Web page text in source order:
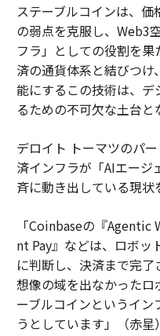
ステーブルコインは、
の弱点を克服し、Web3
フラ」としての役割を
済の通貨体系と結びつ
能にするこの技術は、
るための不可欠な土台と
デロイト トーマツのパ
済インフラが「AIエー
斉に動き出している現状
「Coinbaseの『
nt Pay』などは、ロボッ
に判断し、決済まで完
想像の域を出なかった
ーブルコインというイ
うとしています」（赤星）